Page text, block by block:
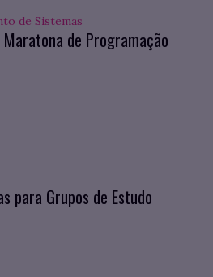
de Sistemas
de Programação
para Grupos de Estudo